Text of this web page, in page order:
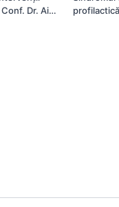
Dr. Aida